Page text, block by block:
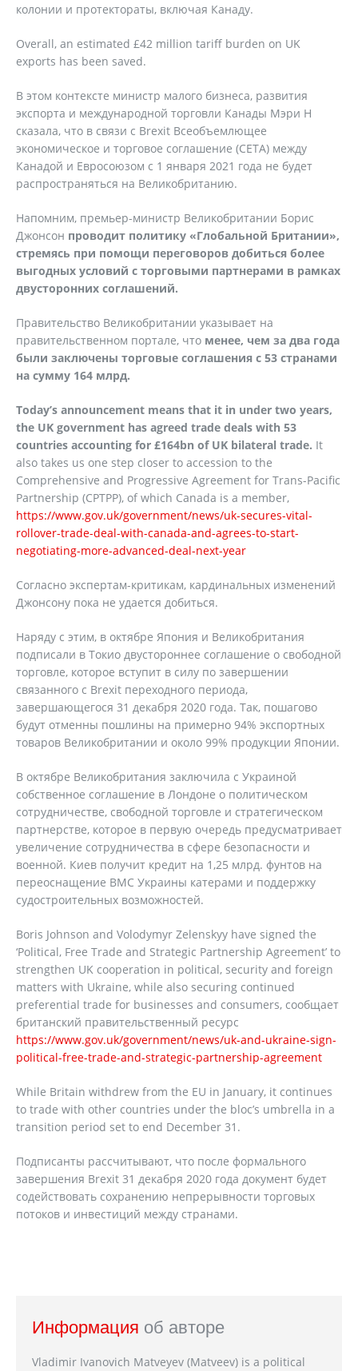
колонии и протектораты, включая Канаду.
Overall, an estimated £42 million tariff burden on UK
exports has been saved.
В этом контексте министр малого бизнеса, развития
экспорта и международной торговли Канады Мэри Н
сказала, что в связи с Brexit Всеобъемлющее
экономическое и торговое соглашение (CETA) между
Канадой и Евросоюзом с 1 января 2021 года не будет
распространяться на Великобританию.
Напомним, премьер-министр Великобритании Борис
Джонсон проводит политику «Глобальной Британии»,
стремясь при помощи переговоров добиться более
выгодных условий с торговыми партнерами в рамках
двусторонних соглашений.
Правительство Великобритании указывает на
правительственном портале, что менее, чем за два года
были заключены торговые соглашения с 53 странами
на сумму 164 млрд.
Today’s announcement means that it in under two years,
the UK government has agreed trade deals with 53
countries accounting for £164bn of UK bilateral trade. It
also takes us one step closer to accession to the
Comprehensive and Progressive Agreement for Trans-Pacific
Partnership (CPTPP), of which Canada is a member,
https://www.gov.uk/government/news/uk-secures-vital-
rollover-trade-deal-with-canada-and-agrees-to-start-
negotiating-more-advanced-deal-next-year
Согласно экспертам-критикам, кардинальных изменений
Джонсону пока не удается добиться.
Наряду с этим, в октябре Япония и Великобритания
подписали в Токио двустороннее соглашение о свободной
торговле, которое вступит в силу по завершении
связанного с Brexit переходного периода,
завершающегося 31 декабря 2020 года. Так, пошагово
будут отменны пошлины на примерно 94% экспортных
товаров Великобритании и около 99% продукции Японии.
В октябре Великобритания заключила с Украиной
собственное соглашение в Лондоне о политическом
сотрудничестве, свободной торговле и стратегическом
партнерстве, которое в первую очередь предусматривает
увеличение сотрудничества в сфере безопасности и
военной. Киев получит кредит на 1,25 млрд. фунтов на
переоснащение ВМС Украины катерами и поддержку
судостроительных возможностей.
Boris Johnson and Volodymyr Zelenskyy have signed the
‘Political, Free Trade and Strategic Partnership Agreement’ to
strengthen UK cooperation in political, security and foreign
matters with Ukraine, while also securing continued
preferential trade for businesses and consumers, сообщает
британский правительственный ресурс
https://www.gov.uk/government/news/uk-and-ukraine-sign-
political-free-trade-and-strategic-partnership-agreement
While Britain withdrew from the EU in January, it continues
to trade with other countries under the bloc’s umbrella in a
transition period set to end December 31.
Подписанты рассчитывают, что после формального
завершения Brexit 31 декабря 2020 года документ будет
содействовать сохранению непрерывности торговых
потоков и инвестиций между странами.
Информация об авторе
Vladimir Ivanovich Matveyev (Matveev) is a political